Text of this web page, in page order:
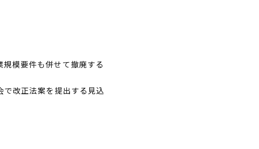
模要件も併せて撤廃する
改正法案を提出する見込